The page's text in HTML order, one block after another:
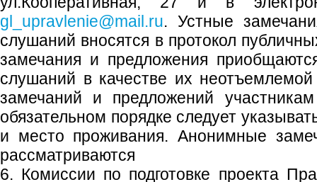
gl_upravlenie@mail.ru. Устные
слушаний вносятся в протокол
замечания и предложения
слушаний в качестве их
замечаний и предложений
обязательном порядке следует
и место проживания. Анонимные
рассматриваются
6. Комиссии по подготовке проекта